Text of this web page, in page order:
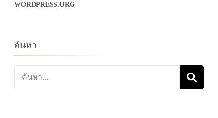
WORDPRESS.ORG
ค้นหา
ค้นหา
เกี่ยว